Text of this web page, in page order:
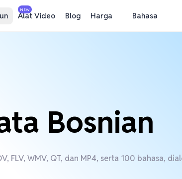
NEW
Alat Video Blog Harga Bahasa
Bosnian
WMV, QT, dan MP4, serta 100 bahasa,